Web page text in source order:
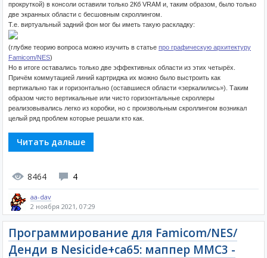
прокруткой) в консоли оставили только 2Кб VRAM и, таким образом, было только
две экранных области с бесшовным скроллингом.
Т.е. виртуальный задний фон мог бы иметь такую раскладку:
(глубже теорию вопроса можно изучить в статье про графическую архитектуру
Famicom/NES)
Но в итоге оставались только две эффективных области из этих четырёх.
Причём коммутацией линий картриджа их можно было выстроить как
вертикально так и горизонтально (оставшиеся области «зеркалились»). Таким
образом чисто вертикальные или чисто горизонтальные скроллеры
реализовывались легко из коробки, но с произвольным скроллингом возникал
целый ряд проблем которые решали кто как.
Читать дальше
8464 4
aa-dav
2 ноября 2021, 07:29
Программирование для Famicom/NES/
Денди в Nesicide+ca65: маппер MMC3 -